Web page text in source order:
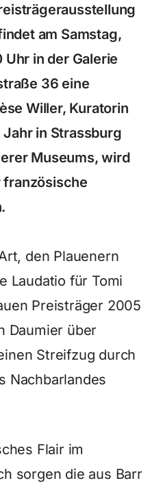
am Samstag,
Uhr in der Galerie
36 eine
Willer, Kuratorin
in Strassburg
Museums, wird
französische
den Plauenern
Laudatio für Tomi
Preisträger 2005
Daumier über
Streifzug durch
Nachbarlandes
Flair im
sorgen die aus Barr